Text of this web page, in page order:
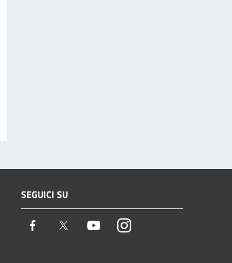
SEGUICI SU
Facebook Twitter YoutubeInstagram